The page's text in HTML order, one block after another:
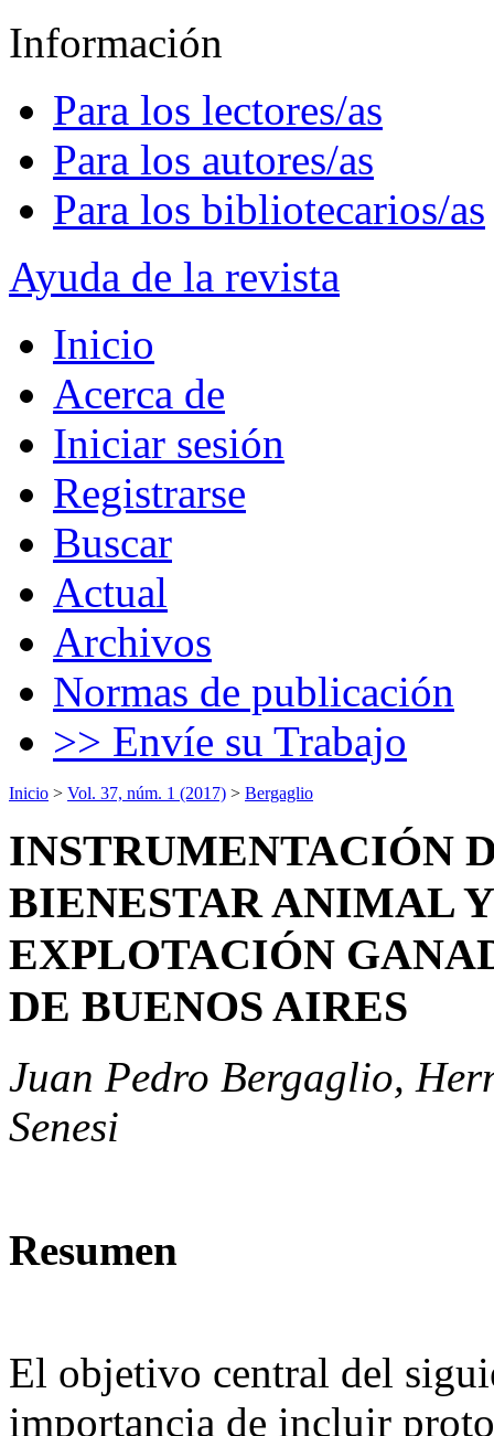
Información
Para los lectores/as
Para los autores/as
Para los bibliotecarios/as
Ayuda de la revista
Inicio
Acerca de
Iniciar sesión
Registrarse
Buscar
Actual
Archivos
Normas de publicación
>> Envíe su Trabajo
Inicio > Vol. 37, núm. 1 (2017) > Bergaglio
INSTRUMENTACIÓN
BIENESTAR ANIMAL
EXPLOTACIÓN
DE BUENOS AIRES
Juan Pedro Bergaglio,
Senesi
Resumen
El objetivo central del
importancia de incluir